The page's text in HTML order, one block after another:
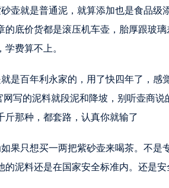
壶就是普通泥，就算添加也是食品
的底价货都是滚压机车壶，胎厚跟玻
费算不上。
是百年利永家的，用了快四年了，感
网写的泥料就段泥和降坡，别听壶商
斤那种，都套路，认真你就输了
果只想买一两把紫砂壶来喝茶。不是
的泥料还是在国家安全标准内。还是安